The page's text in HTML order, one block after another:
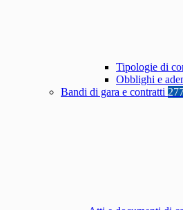
Tipologie di
Obblighi e
Bandi di gara e contratti